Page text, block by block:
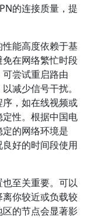
的连接质量，提
能高度依赖于基
在网络繁忙时段
尝试重启路由
减少信号干扰。
，如在线视频或
性。根据中国电
的网络环境是
好的时间段使用
至关重要。可以
你较近或负载较
的节点会显著影